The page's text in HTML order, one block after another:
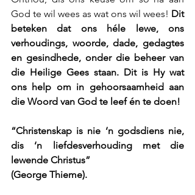
God te wil wees as wat ons wil wees! Dit
beteken dat ons héle lewe, ons
verhoudings, woorde, dade, gedagtes
en gesindhede, onder die beheer van
die Heilige Gees staan. Dit is Hy wat
ons help om in gehoorsaamheid aan
die Woord van God te leef én te doen!
“Christenskap is nie ‘n godsdiens nie,
dis ‘n liefdesverhouding met die
lewende Christus”
(George Thieme).